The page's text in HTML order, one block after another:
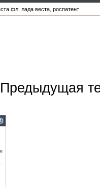
фл лада веста роспатент
Предыдущая